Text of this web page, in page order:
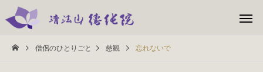
僧侶のひとりごと 慈観 忘れないで